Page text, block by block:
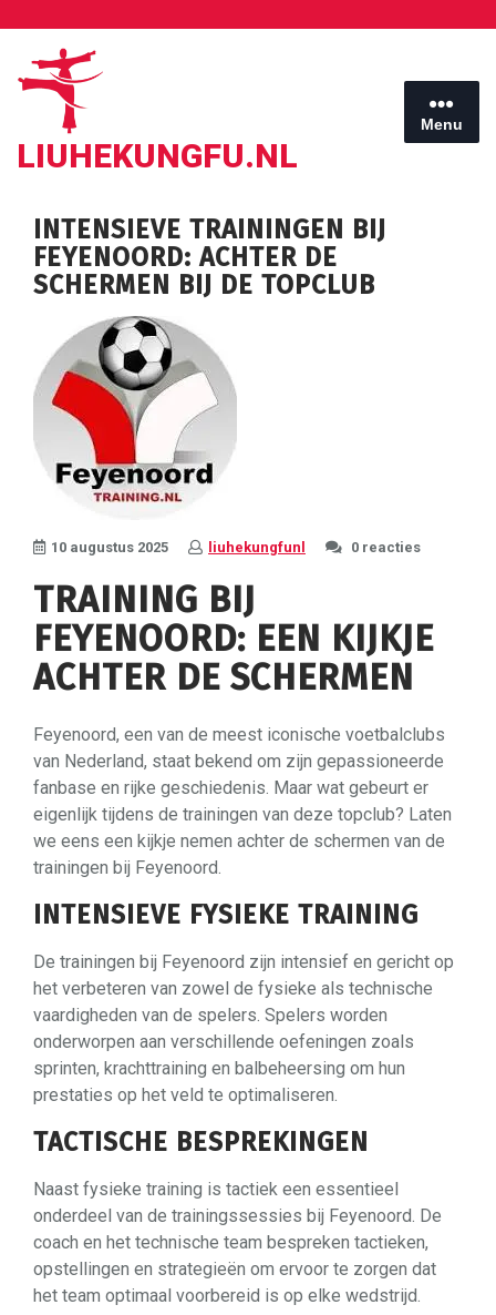
inhoud
LIUHEKUNGFU.NL
Menu
INTENSIEVE TRAININGEN BIJ
FEYENOORD: ACHTER DE
SCHERMEN BIJ DE TOPCLUB
10 augustus 2025 liuhekungfunl 0 reacties
TRAINING BIJ
FEYENOORD: EEN KIJKJE
ACHTER DE SCHERMEN
Feyenoord, een van de meest iconische voetbalclubs
van Nederland, staat bekend om zijn gepassioneerde
fanbase en rijke geschiedenis. Maar wat gebeurt er
eigenlijk tijdens de trainingen van deze topclub? Laten
we eens een kijkje nemen achter de schermen van de
trainingen bij Feyenoord.
INTENSIEVE FYSIEKE TRAINING
De trainingen bij Feyenoord zijn intensief en gericht op
het verbeteren van zowel de fysieke als technische
vaardigheden van de spelers. Spelers worden
onderworpen aan verschillende oefeningen zoals
sprinten, krachttraining en balbeheersing om hun
prestaties op het veld te optimaliseren.
TACTISCHE BESPREKINGEN
Naast fysieke training is tactiek een essentieel
onderdeel van de trainingssessies bij Feyenoord. De
coach en het technische team bespreken tactieken,
opstellingen en strategieën om ervoor te zorgen dat
het team optimaal voorbereid is op elke wedstrijd.